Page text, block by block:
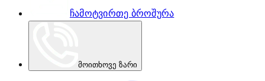
ჩამოტვირთე ბროშურა
მოითხოვე ზარი